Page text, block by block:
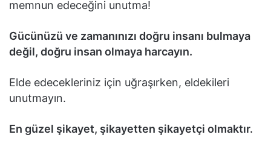
memnun edeceğini unutma!
Gücünüzü ve zamanınızı doğru insanı bulmaya
değil, doğru insan olmaya harcayın.
Elde edecekleriniz için uğraşırken, eldekileri
unutmayın.
En güzel şikayet, şikayetten şikayetçi olmaktır.